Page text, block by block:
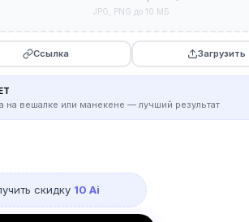
JPG, PNG до 10 МБ
Ссылка Загрузить
на вешалке или манекене — лучший результат
скидку 10 Ai